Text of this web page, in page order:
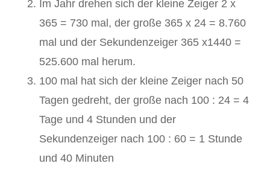
Im Jahr drehen sich der kleine Zeiger 2 x
365 = 730 mal, der große 365 x 24 = 8.760
mal und der Sekundenzeiger 365 x1440 =
525.600 mal herum.
100 mal hat sich der kleine Zeiger nach 50
Tagen gedreht, der große nach 100 : 24 = 4
Tage und 4 Stunden und der
Sekundenzeiger nach 100 : 60 = 1 Stunde
und 40 Minuten